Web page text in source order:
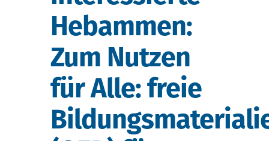
Hebammen:
Zum Nutzen
für Alle: freie